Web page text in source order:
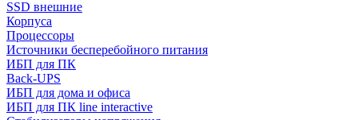
SSD внешние
Корпуса
Процессоры
Источники бесперебойного питания
ИБП для ПК
Back-UPS
ИБП для дома и офиса
ИБП для ПК linе interactive